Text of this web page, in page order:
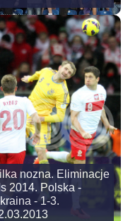
nozna. Eliminacje
2014. Polska -
- 1-3.